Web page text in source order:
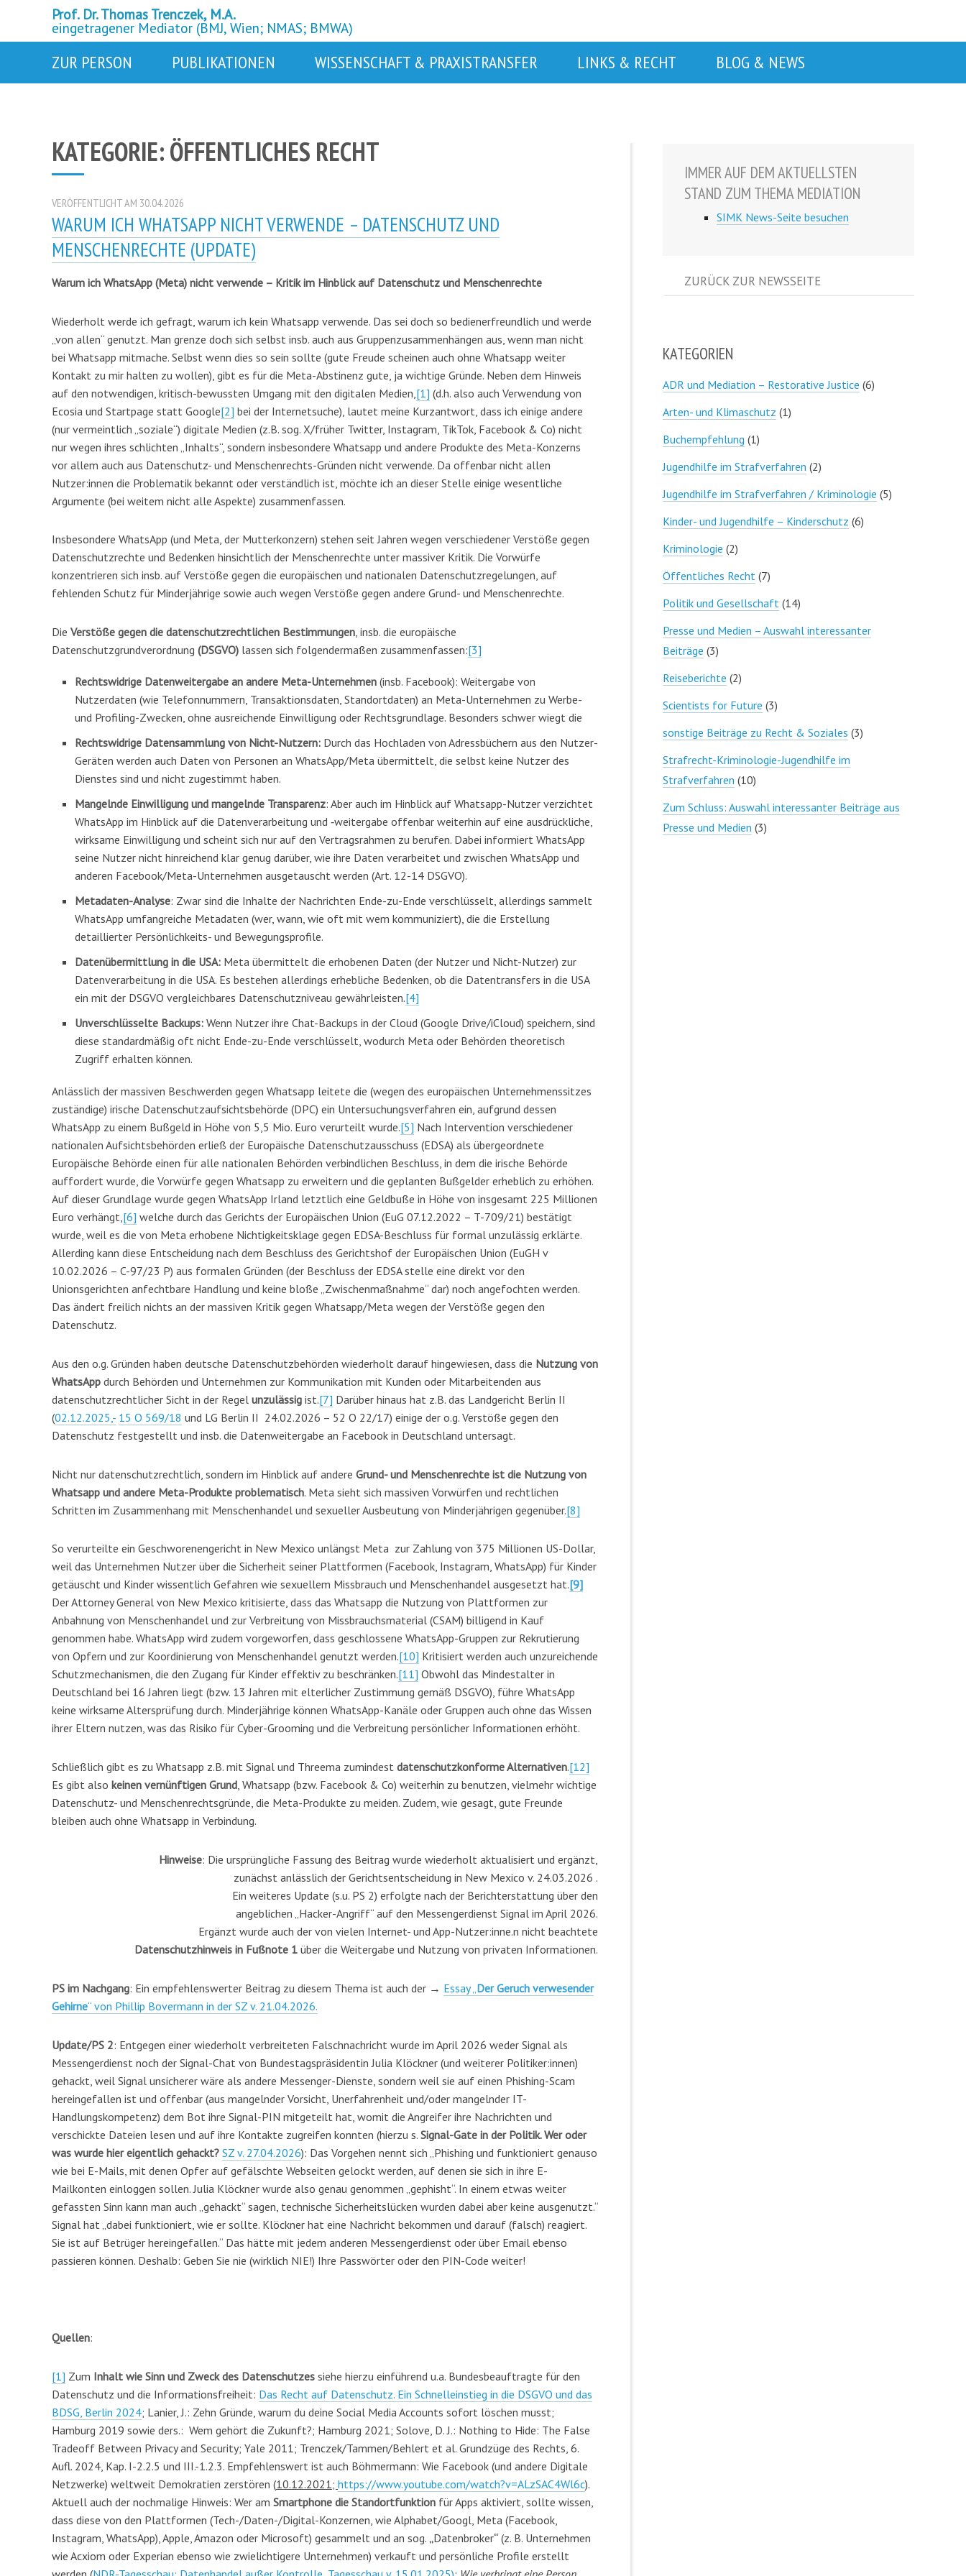
Prof. Dr. Thomas Trenczek, M.A.
eingetragener Mediator (BMJ, Wien; NMAS; BMWA)
ZUR PERSON PUBLIKATIONEN WISSENSCHAFT & PRAXISTRANSFER LINKS & RECHT BLOG & NEWS
KATEGORIE: ÖFFENTLICHES RECHT
VERÖFFENTLICHT AM 30.04.2026
WARUM ICH WHATSAPP NICHT VERWENDE – DATENSCHUTZ UND
MENSCHENRECHTE (UPDATE)
Warum ich WhatsApp (Meta) nicht verwende – Kritik im Hinblick auf Datenschutz und Menschenrechte
Wiederholt werde ich gefragt, warum ich kein Whatsapp verwende. Das sei doch so bedienerfreundlich und werde
„von allen“ genutzt. Man grenze doch sich selbst insb. auch aus Gruppenzusammenhängen aus, wenn man nicht
bei Whatsapp mitmache. Selbst wenn dies so sein sollte (gute Freude scheinen auch ohne Whatsapp weiter
Kontakt zu mir halten zu wollen), gibt es für die Meta-Abstinenz gute, ja wichtige Gründe. Neben dem Hinweis
auf den notwendigen, kritisch-bewussten Umgang mit den digitalen Medien, [1] (d.h. also auch Verwendung von
Ecosia und Startpage statt Google[2] bei der Internetsuche), lautet meine Kurzantwort, dass ich einige andere
(nur vermeintlich „soziale“) digitale Medien (z.B. sog. X/früher Twitter, Instagram, TikTok, Facebook & Co) nicht
nur wegen ihres schlichten „Inhalts“, sondern insbesondere Whatsapp und andere Produkte des Meta-Konzerns
vor allem auch aus Datenschutz- und Menschenrechts-Gründen nicht verwende. Da offenbar nicht allen
Nutzer:innen die Problematik bekannt oder verständlich ist, möchte ich an dieser Stelle einige wesentliche
Argumente (bei weitem nicht alle Aspekte) zusammenfassen.
Insbesondere WhatsApp (und Meta, der Mutterkonzern) stehen seit Jahren wegen verschiedener Verstöße gegen
Datenschutzrechte und Bedenken hinsichtlich der Menschenrechte unter massiver Kritik. Die Vorwürfe
konzentrieren sich insb. auf Verstöße gegen die europäischen und nationalen Datenschutzregelungen, auf
fehlenden Schutz für Minderjährige sowie auch wegen Verstöße gegen andere Grund- und Menschenrechte.
Die Verstöße gegen die datenschutzrechtlichen Bestimmungen, insb. die europäische
Datenschutzgrundverordnung (DSGVO) lassen sich folgendermaßen zusammenfassen:[3]
Rechtswidrige Datenweitergabe an andere Meta-Unternehmen (insb. Facebook): Weitergabe von
Nutzerdaten (wie Telefonnummern, Transaktionsdaten, Standortdaten) an Meta-Unternehmen zu Werbe-
und Profiling-Zwecken, ohne ausreichende Einwilligung oder Rechtsgrundlage. Besonders schwer wiegt die
Rechtswidrige Datensammlung von Nicht-Nutzern: Durch das Hochladen von Adressbüchern aus den Nutzer-
Geräten werden auch Daten von Personen an WhatsApp/Meta übermittelt, die selbst keine Nutzer des
Dienstes sind und nicht zugestimmt haben.
Mangelnde Einwilligung und mangelnde Transparenz: Aber auch im Hinblick auf Whatsapp-Nutzer verzichtet
WhatsApp im Hinblick auf die Datenverarbeitung und ‑weitergabe offenbar weiterhin auf eine ausdrückliche,
wirksame Einwilligung und scheint sich nur auf den Vertragsrahmen zu berufen. Dabei informiert WhatsApp
seine Nutzer nicht hinreichend klar genug darüber, wie ihre Daten verarbeitet und zwischen WhatsApp und
anderen Facebook/Meta-Unternehmen ausgetauscht werden (Art. 12-14 DSGVO).
Metadaten-Analyse: Zwar sind die Inhalte der Nachrichten Ende-zu-Ende verschlüsselt, allerdings sammelt
WhatsApp umfangreiche Metadaten (wer, wann, wie oft mit wem kommuniziert), die die Erstellung
detaillierter Persönlichkeits- und Bewegungsprofile.
Datenübermittlung in die USA: Meta übermittelt die erhobenen Daten (der Nutzer und Nicht-Nutzer) zur
Datenverarbeitung in die USA. Es bestehen allerdings erhebliche Bedenken, ob die Datentransfers in die USA
ein mit der DSGVO vergleichbares Datenschutzniveau gewährleisten.[4]
Unverschlüsselte Backups: Wenn Nutzer ihre Chat-Backups in der Cloud (Google Drive/iCloud) speichern, sind
diese standardmäßig oft nicht Ende-zu-Ende verschlüsselt, wodurch Meta oder Behörden theoretisch
Zugriff erhalten können.
Anlässlich der massiven Beschwerden gegen Whatsapp leitete die (wegen des europäischen Unternehmenssitzes
zuständige) irische Datenschutzaufsichtsbehörde (DPC) ein Untersuchungsverfahren ein, aufgrund dessen
WhatsApp zu einem Bußgeld in Höhe von 5,5 Mio. Euro verurteilt wurde.[5] Nach Intervention verschiedener
nationalen Aufsichtsbehörden erließ der Europäische Datenschutzausschuss (EDSA) als übergeordnete
Europäische Behörde einen für alle nationalen Behörden verbindlichen Beschluss, in dem die irische Behörde
auffordert wurde, die Vorwürfe gegen Whatsapp zu erweitern und die geplanten Bußgelder erheblich zu erhöhen.
Auf dieser Grundlage wurde gegen WhatsApp Irland letztlich eine Geldbuße in Höhe von insgesamt 225 Millionen
Euro verhängt,[6] welche durch das Gerichts der Europäischen Union (EuG 07.12.2022 – T-709/21) bestätigt
wurde, weil es die von Meta erhobene Nichtigkeitsklage gegen EDSA-Beschluss für formal unzulässig erklärte.
Allerding kann diese Entscheidung nach dem Beschluss des Gerichtshof der Europäischen Union (EuGH v
10.02.2026 – C-97/23 P) aus formalen Gründen (der Beschluss der EDSA stelle eine direkt vor den
Unionsgerichten anfechtbare Handlung und keine bloße „Zwischenmaßnahme“ dar) noch angefochten werden.
Das ändert freilich nichts an der massiven Kritik gegen Whatsapp/Meta wegen der Verstöße gegen den
Datenschutz.
Aus den o.g. Gründen haben deutsche Datenschutzbehörden wiederholt darauf hingewiesen, dass die Nutzung von
WhatsApp durch Behörden und Unternehmen zur Kommunikation mit Kunden oder Mitarbeitenden aus
datenschutzrechtlicher Sicht in der Regel unzulässig ist.[7] Darüber hinaus hat z.B. das Landgericht Berlin II
(02.12.2025,- 15 O 569/18 und LG Berlin II 24.02.2026 – 52 O 22/17) einige der o.g. Verstöße gegen den
Datenschutz festgestellt und insb. die Datenweitergabe an Facebook in Deutschland untersagt.
Nicht nur datenschutzrechtlich, sondern im Hinblick auf andere Grund- und Menschenrechte ist die Nutzung von
Whatsapp und andere Meta-Produkte problematisch. Meta sieht sich massiven Vorwürfen und rechtlichen
Schritten im Zusammenhang mit Menschenhandel und sexueller Ausbeutung von Minderjährigen gegenüber.[8]
So verurteilte ein Geschworenengericht in New Mexico unlängst Meta zur Zahlung von 375 Millionen US-Dollar,
weil das Unternehmen Nutzer über die Sicherheit seiner Plattformen (Facebook, Instagram, WhatsApp) für Kinder
getäuscht und Kinder wissentlich Gefahren wie sexuellem Missbrauch und Menschenhandel ausgesetzt hat.[9]
Der Attorney General von New Mexico kritisierte, dass das Whatsapp die Nutzung von Plattformen zur
Anbahnung von Menschenhandel und zur Verbreitung von Missbrauchsmaterial (CSAM) billigend in Kauf
genommen habe. WhatsApp wird zudem vorgeworfen, dass geschlossene WhatsApp-Gruppen zur Rekrutierung
von Opfern und zur Koordinierung von Menschenhandel genutzt werden.[10] Kritisiert werden auch unzureichende
Schutzmechanismen, die den Zugang für Kinder effektiv zu beschränken.[11] Obwohl das Mindestalter in
Deutschland bei 16 Jahren liegt (bzw. 13 Jahren mit elterlicher Zustimmung gemäß DSGVO), führe WhatsApp
keine wirksame Altersprüfung durch. Minderjährige können WhatsApp-Kanäle oder Gruppen auch ohne das Wissen
ihrer Eltern nutzen, was das Risiko für Cyber-Grooming und die Verbreitung persönlicher Informationen erhöht.
Schließlich gibt es zu Whatsapp z.B. mit Signal und Threema zumindest datenschutzkonforme Alternativen.[12]
Es gibt also keinen vernünftigen Grund, Whatsapp (bzw. Facebook & Co) weiterhin zu benutzen, vielmehr wichtige
Datenschutz- und Menschenrechtsgründe, die Meta-Produkte zu meiden. Zudem, wie gesagt, gute Freunde
bleiben auch ohne Whatsapp in Verbindung.
Hinweise: Die ursprüngliche Fassung des Beitrag wurde wiederholt aktualisiert und ergänzt,
zunächst anlässlich der Gerichtsentscheidung in New Mexico v. 24.03.2026 .
Ein weiteres Update (s.u. PS 2) erfolgte nach der Berichterstattung über den
angeblichen „Hacker-Angriff“ auf den Messengerdienst Signal im April 2026.
Ergänzt wurde auch der von vielen Internet- und App-Nutzer:inne.n nicht beachtete
Datenschutzhinweis in Fußnote 1 über die Weitergabe und Nutzung von privaten Informationen.
PS im Nachgang: Ein empfehlenswerter Beitrag zu diesem Thema ist auch der → Essay „ Der Geruch verwesender
Gehirne“ von Phillip Bovermann in der SZ v. 21.04.2026.
Update/PS 2: Entgegen einer wiederholt verbreiteten Falschnachricht wurde im April 2026 weder Signal als
Messengerdienst noch der Signal-Chat von Bundestagspräsidentin Julia Klöckner (und weiterer Politiker:innen)
gehackt, weil Signal unsicherer wäre als andere Messenger-Dienste, sondern weil sie auf einen Phishing-Scam
hereingefallen ist und offenbar (aus mangelnder Vorsicht, Unerfahrenheit und/oder mangelnder IT-
Handlungskompetenz) dem Bot ihre Signal-PIN mitgeteilt hat, womit die Angreifer ihre Nachrichten und
verschickte Dateien lesen und auf ihre Kontakte zugreifen konnten (hierzu s. Signal-Gate in der Politik.Wer oder
was wurde hier eigentlich gehackt? SZ v. 27.04.2026): Das Vorgehen nennt sich „Phishing und funktioniert genauso
wie bei E-Mails, mit denen Opfer auf gefälschte Webseiten gelockt werden, auf denen sie sich in ihre E-
Mailkonten einloggen sollen. Julia Klöckner wurde also genau genommen „gephisht“. In einem etwas weiter
gefassten Sinn kann man auch „gehackt“ sagen, technische Sicherheitslücken wurden dabei aber keine ausgenutzt.“
Signal hat „dabei funktioniert, wie er sollte. Klöckner hat eine Nachricht bekommen und darauf (falsch) reagiert.
Sie ist auf Betrüger hereingefallen.“ Das hätte mit jedem anderen Messengerdienst oder über Email ebenso
passieren können. Deshalb: Geben Sie nie (wirklich NIE!) Ihre Passwörter oder den PIN-Code weiter!
Quellen:
[1] Zum Inhalt wie Sinn und Zweck des Datenschutzes siehe hierzu einführend u.a. Bundesbeauftragte für den
Datenschutz und die Informationsfreiheit: Das Recht auf Datenschutz. Ein Schnelleinstieg in die DSGVO und das
BDSG, Berlin 2024; Lanier, J.: Zehn Gründe, warum du deine Social Media Accounts sofort löschen musst;
Hamburg 2019 sowie ders.: Wem gehört die Zukunft?; Hamburg 2021; Solove, D. J.: Nothing to Hide: The False
Tradeoff Between Privacy and Security; Yale 2011; Trenczek/Tammen/Behlert et al. Grundzüge des Rechts, 6.
Aufl. 2024, Kap. I-2.2.5 und III.-1.2.3. Empfehlenswert ist auch Böhmermann: Wie Facebook (und andere Digitale
Netzwerke) weltweit Demokratien zerstören (10.12.2021; https://www.youtube.com/watch?v=ALzSAC4Wl6c).
Aktuell auch der nochmalige Hinweis: Wer am Smartphone die Standortfunktion für Apps aktiviert, sollte wissen,
dass diese von den Plattformen (Tech-/Daten-/Digital-Konzernen, wie Alphabet/Googl, Meta (Facebook,
Instagram, WhatsApp), Apple, Amazon oder Microsoft) gesammelt und an sog. „Datenbroker“ (z. B. Unternehmen
wie Acxiom oder Experian ebenso wie zwielichtigere Unternehmen) verkauft und persönliche Profile erstellt
IMMER AUF DEM AKTUELLSTEN
STAND ZUM THEMA MEDIATION
SIMK News-Seite besuchen
ZURÜCK ZUR NEWSSEITE
KATEGORIEN
ADR und Mediation – Restorative Justice (6)
Arten- und Klimaschutz (1)
Buchempfehlung (1)
Jugendhilfe im Strafverfahren (2)
Jugendhilfe im Strafverfahren / Kriminologie (5)
Kinder- und Jugendhilfe – Kinderschutz (6)
Kriminologie (2)
Öffentliches Recht (7)
Politik und Gesellschaft (14)
Presse und Medien – Auswahl interessanter
Beiträge (3)
Reiseberichte (2)
Scientists for Future (3)
sonstige Beiträge zu Recht & Soziales (3)
Strafrecht-Kriminologie-Jugendhilfe im
Strafverfahren (10)
Zum Schluss: Auswahl interessanter Beiträge aus
Presse und Medien (3)